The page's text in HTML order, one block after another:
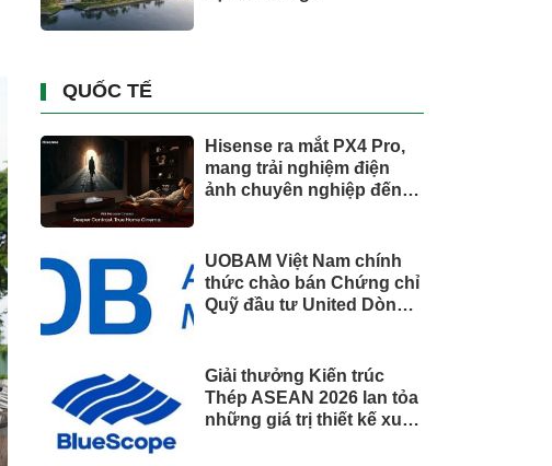
QUỐC TẾ
Hisense ra mắt PX4 Pro,
mang trải nghiệm điện
ảnh chuyên nghiệp đến
UOBAM Việt Nam chính
thức chào bán Chứng chỉ
Quỹ đầu tư United Dòng
Giải thưởng Kiến trúc
Thép ASEAN 2026 lan tỏa
những giá trị thiết kế xuất